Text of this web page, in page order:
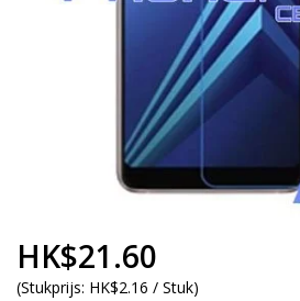
HK$21.60
(Stukprijs: HK$2.16 / Stuk)